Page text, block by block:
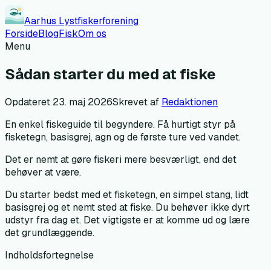
Aarhus Lystfiskerforening
ForsideBlogFiskOm os
Menu
Sådan starter du med at fiske
Opdateret 23. maj 2026Skrevet af Redaktionen
En enkel fiskeguide til begyndere. Få hurtigt styr på
fisketegn, basisgrej, agn og de første ture ved vandet.
Det er nemt at gøre fiskeri mere besværligt, end det
behøver at være.
Du starter bedst med et fisketegn, en simpel stang, lidt
basisgrej og et nemt sted at fiske. Du behøver ikke dyrt
udstyr fra dag et. Det vigtigste er at komme ud og lære
det grundlæggende.
Indholdsfortegnelse